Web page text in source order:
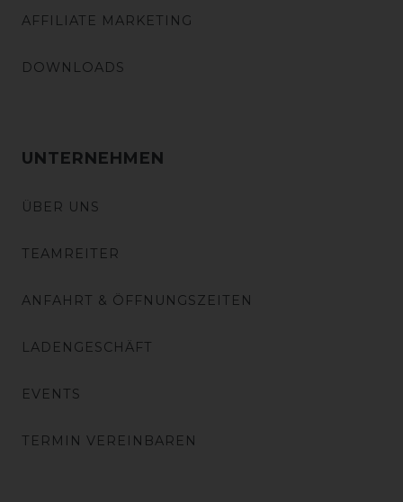
AFFILIATE MARKETING
DOWNLOADS
UNTERNEHMEN
ÜBER UNS
TEAMREITER
ANFAHRT & ÖFFNUNGSZEITEN
LADENGESCHÄFT
EVENTS
TERMIN VEREINBAREN